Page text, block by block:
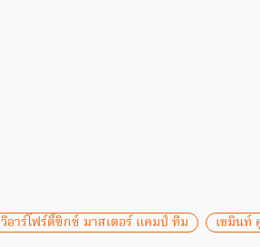
วีอาร์โฟร์ตี้ซิกซ์ มาสเตอร์ แคมป์ ทีม เขมินท์